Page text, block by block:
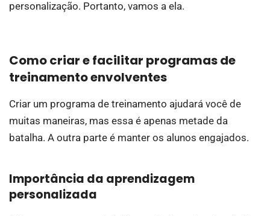
personalização. Portanto, vamos a ela.
Como criar e facilitar programas de
treinamento envolventes
Criar um programa de treinamento ajudará você de
muitas maneiras, mas essa é apenas metade da
batalha. A outra parte é manter os alunos engajados.
Importância da aprendizagem
personalizada